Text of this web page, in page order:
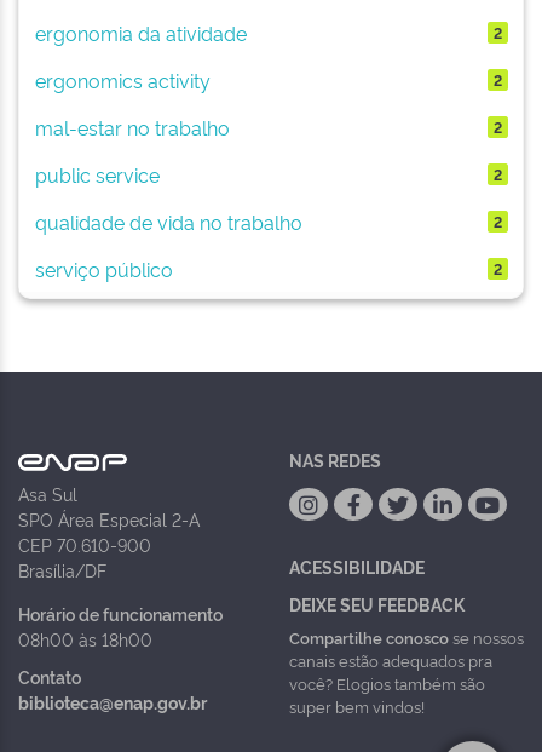
ergonomia da atividade 2
ergonomics activity 2
mal-estar no trabalho 2
public service 2
qualidade de vida no trabalho 2
serviço público 2
Asa Sul
SPO Área Especial 2-A
CEP 70.610-900
Brasília/DF
Horário de funcionamento
08h00 às 18h00
Contato
biblioteca@enap.gov.br
NAS REDES
ACESSIBILIDADE
DEIXE SEU FEEDBACK
Compartilhe conoscose nossos
canais estão adequados pra
você? Elogios também são
super bem vindos!